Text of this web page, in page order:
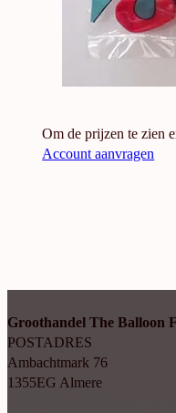
Om de prijzen te zien
Account aanvragen
Groothandel The Balloon
POSTADRES
Ambachtmark 76
1355EG Almere